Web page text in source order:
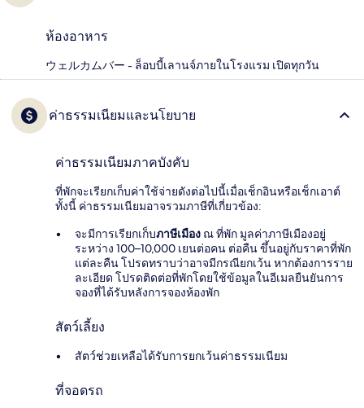
ห้องอาหาร
ウェルカムバー - ล็อบบี้เลานจ์ภายในโรงแรม เปิดทุกวัน
ค่าธรรมเนียมและนโยบาย
ค่าธรรมเนียมภาคบังคับ
ที่พักจะเรียกเก็บค่าใช้จ่ายดังต่อไปนี้เมื่อเช็กอินหรือเช็กเอาต์
ทั้งนี้ ค่าธรรมเนียมอาจรวมภาษีที่เกี่ยวข้อง:
จะมีการเรียกเก็บภาษีเมือง ณ ที่พัก มูลค่าภาษีเมืองอยู่
ระหว่าง 100–10,000 เยนต่อคน ต่อคืน ขึ้นอยู่กับราคาที่พัก
แต่ละคืน โปรดทราบว่าอาจมีกรณียกเว้น หากต้องการราย
ละเอียด โปรดติดต่อที่พักโดยใช้ข้อมูลในอีเมลยืนยันการ
จองที่ได้รับหลังการจองห้องพัก
สัตว์เลี้ยง
สัตว์ช่วยเหลือได้รับการยกเว้นค่าธรรมเนียม
ที่จอดรถ